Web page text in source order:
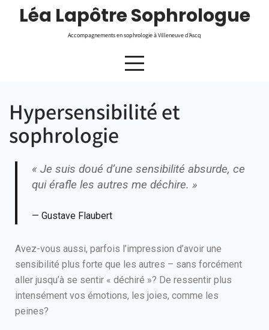
Léa Lapôtre Sophrologue
Accompagnements en sophrologie à Villeneuve d'Ascq
Hypersensibilité et
sophrologie
« Je suis doué d’une sensibilité absurde, ce
qui érafle les autres me déchire. »
Gustave Flaubert
Avez-vous aussi, parfois l’impression d’avoir une
sensibilité plus forte que les autres – sans forcément
aller jusqu’à se sentir « déchiré »? De ressentir plus
intensément vos émotions, les joies, comme les
peines?